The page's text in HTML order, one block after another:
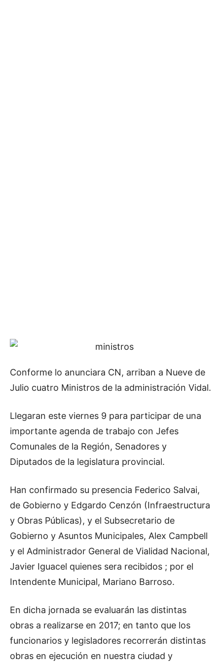
Conforme lo anunciara CN, arriban a Nueve de
Julio cuatro Ministros de la administración Vidal.
Llegaran este viernes 9 para participar de una
importante agenda de trabajo con Jefes
Comunales de la Región, Senadores y
Diputados de la legislatura provincial.
Han confirmado su presencia Federico Salvai,
de Gobierno y Edgardo Cenzón (Infraestructura
y Obras Públicas), y el Subsecretario de
Gobierno y Asuntos Municipales, Alex Campbell
y el Administrador General de Vialidad Nacional,
Javier Iguacel quienes sera recibidos ; por el
Intendente Municipal, Mariano Barroso.
En dicha jornada se evaluarán las distintas
obras a realizarse en 2017; en tanto que los
funcionarios y legisladores recorrerán distintas
obras en ejecución en nuestra ciudad y